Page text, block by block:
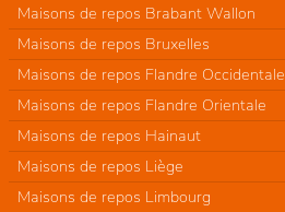
Maisons de repos Brabant Wallon
Maisons de repos Bruxelles
Maisons de repos Flandre Occidentale
Maisons de repos Flandre Orientale
Maisons de repos Hainaut
Maisons de repos Liège
Maisons de repos Limbourg